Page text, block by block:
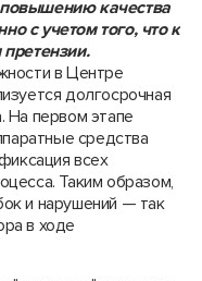
качества
с учетом того, что к
в Центре
долгосрочная
На первом этапе
средства
всех
Таким образом,
и нарушений — так
в ходе